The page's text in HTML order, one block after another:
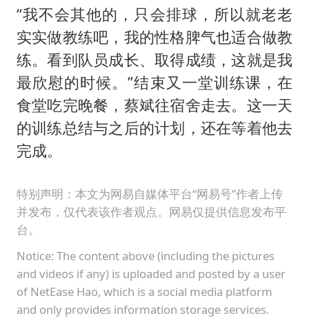
“我不会其他的，只会排球，所以就老老
实实做教练吧，我的性格脾气也适合做教
练。看到队员成长、取得成绩，这就是我
最欣慰的时候。”结束又一堂训练课，在
食堂吃完晚餐，蔡斌往宿舍走去。这一天
的训练总结与之后的计划，还在等着他去
完成。
特别声明：本文为网易自媒体平台“网易号”作者上传
并发布，仅代表该作者观点。网易仅提供信息发布平
台。
Notice: The content above (including the pictures
and videos if any) is uploaded and posted by a user
of NetEase Hao, which is a social media platform
and only provides information storage services.